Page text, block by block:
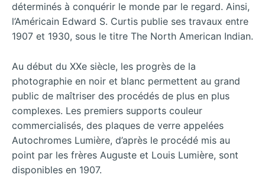
déterminés à conquérir le monde par le regard. Ainsi,
l’Américain Edward S. Curtis publie ses travaux entre
1907 et 1930, sous le titre The North American Indian.
Au début du XXe siècle, les progrès de la
photographie en noir et blanc permettent au grand
public de maîtriser des procédés de plus en plus
complexes. Les premiers supports couleur
commercialisés, des plaques de verre appelées
Autochromes Lumière, d’après le procédé mis au
point par les frères Auguste et Louis Lumière, sont
disponibles en 1907.